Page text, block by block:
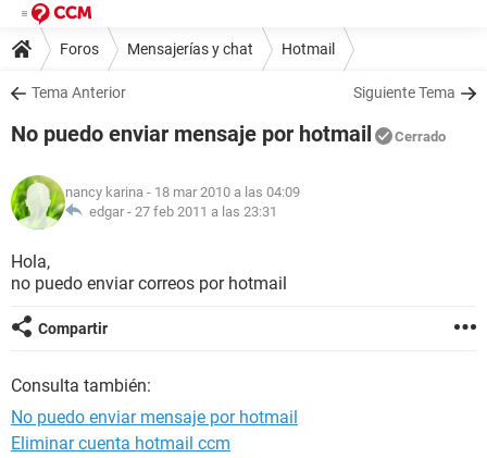
Foros Mensajerías y chat Hotmail
Tema Anterior Siguiente Tema
No puedo enviar mensaje por hotmail Cerrado
nancy karina - 18 mar 2010 a las 04:09
edgar - 27 feb 2011 a las 23:31
Hola,
no puedo enviar correos por hotmail
Compartir
Consulta también:
No puedo enviar mensaje por hotmail
Eliminar cuenta hotmail ccm